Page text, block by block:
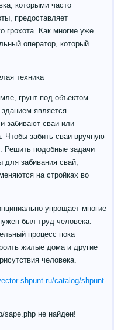
которыми часто
предоставляет
грохота. Как многие уже
оператор, который
техника
грунт под объектом
является
забивают сваи или
Чтобы забить сваи вручную
Решить подобные задачи
для забивания свай,
на стройках во
упрощает многие
был труд человека.
процесс пока
жилые дома и другие
человека.
shpunt.ru/catalog/shpunt-
sape.php не найден!